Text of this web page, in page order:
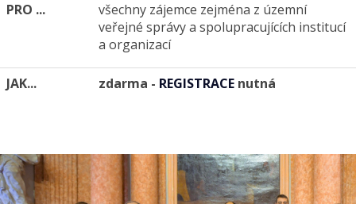
PRO ...
všechny zájemce zejména z územní
veřejné správy a spolupracujících institucí
a organizací
JAK... zdarma - REGISTRACE nutná